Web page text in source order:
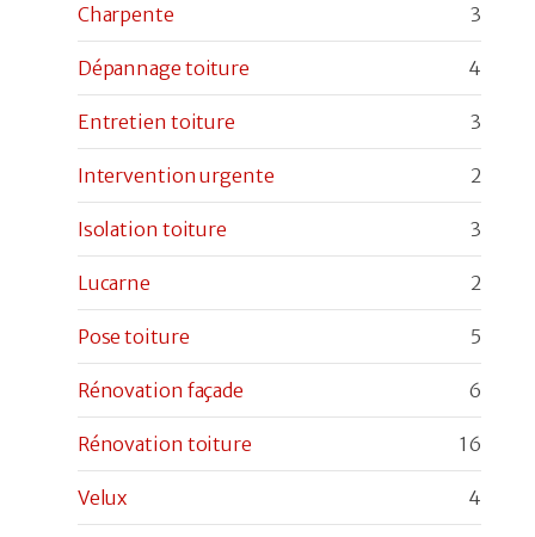
Charpente
3
Dépannage toiture 4
Entretien toiture 3
Intervention urgente 2
Isolation toiture 3
Lucarne 2
Pose toiture 5
Rénovation façade 6
Rénovation toiture 16
Velux 4